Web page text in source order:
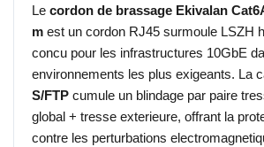
Le cordon de brassage Ekivalan
m est un cordon RJ45 surmoule LSZH
concu pour les infrastructures 10GbE
environnements les plus exigeants. La
S/FTP cumule un blindage par paire
global + tresse exterieure, offrant la
contre les perturbations